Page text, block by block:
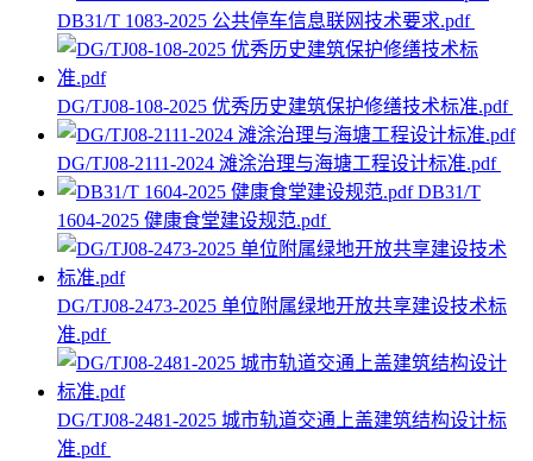
DB31/T 1083-2025 公共停车信息联网技术要求.pdf
DG/TJ08-108-2025 优秀历史建筑保护修缮技术标准.pdf
DG/TJ08-2111-2024 滩涂治理与海塘工程设计标准.pdf
DB31/T
1604-2025 健康食堂建设规范.pdf
DG/TJ08-2473-2025 单位附属绿地开放共享建设技术标
准.pdf
DG/TJ08-2481-2025 城市轨道交通上盖建筑结构设计标
准.pdf